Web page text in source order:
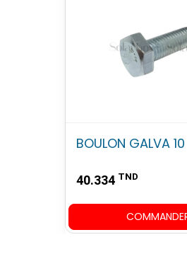
BOULON GALVA 10
40.334 TND